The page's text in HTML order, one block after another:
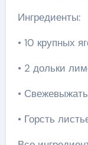
Ингредиенты:
• 10 крупных
• 2 дольки
•
• Горсть